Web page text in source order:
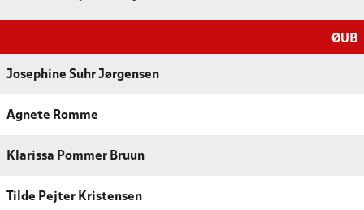
ØUB
Josephine Suhr Jørgensen
Agnete Romme
Klarissa Pommer Bruun
Tilde Pejter Kristensen